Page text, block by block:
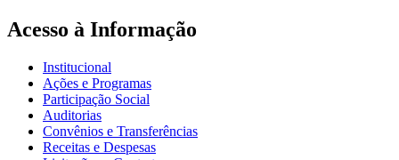
Acesso à Informação
Institucional
Ações e Programas
Participação Social
Auditorias
Convênios e Transferências
Receitas e Despesas